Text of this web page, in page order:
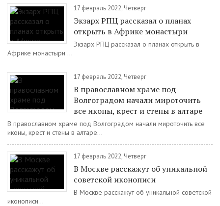
17 февраль 2022, Четверг
Экзарх РПЦ рассказал о планах
открыть в Африке монастыри
Экзарх РПЦ рассказал о планах открыть в
Африке монастыри ...
17 февраль 2022, Четверг
В православном храме под
Волгоградом начали мироточить
все иконы, крест и стены в алтаре
В православном храме под Волгоградом начали мироточить все
иконы, крест и стены в алтаре...
17 февраль 2022, Четверг
В Москве расскажут об уникальной
советской иконописи
В Москве расскажут об уникальной советской
иконописи...